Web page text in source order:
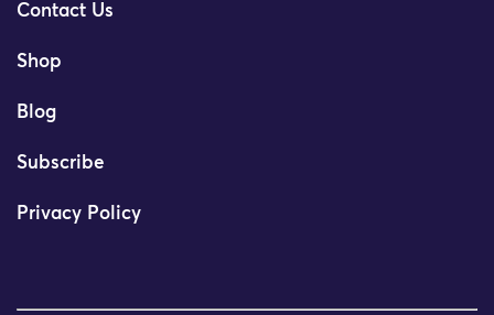
Contact Us
Shop
Blog
Subscribe
Privacy Policy